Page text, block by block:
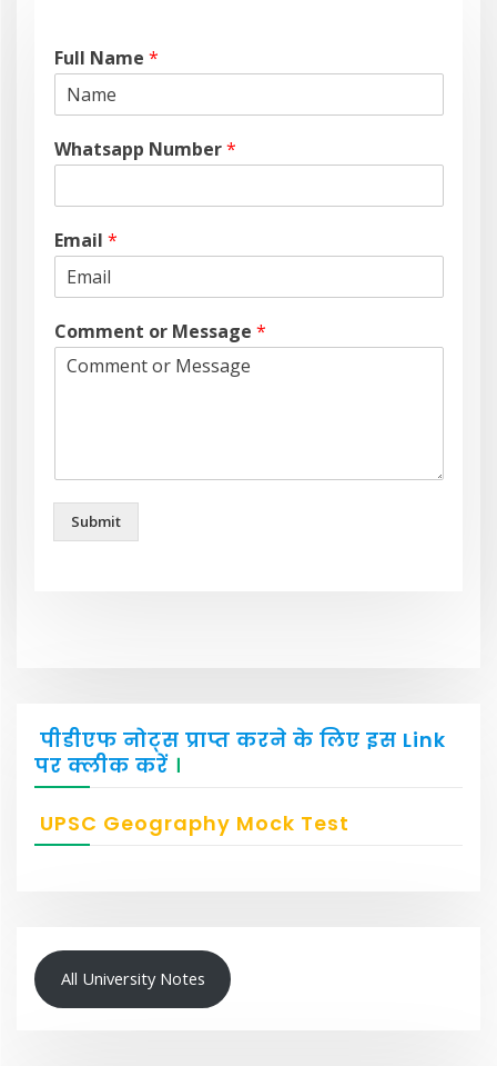
Full Name *
Whatsapp Number*
Email *
Comment or Message *
Submit
पीडीएफ नोट्स प्राप्त करने के लिए इस Link
पर क्लीक करें ।
UPSC Geography Mock Test
All University Notes